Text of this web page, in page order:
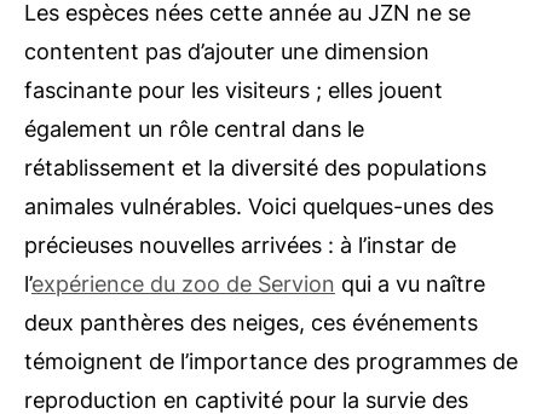
Les espèces nées cette année au JZN ne se
contentent pas d’ajouter une dimension
fascinante pour les visiteurs ; elles jouent
également un rôle central dans le
rétablissement et la diversité des populations
animales vulnérables. Voici quelques-unes des
précieuses nouvelles arrivées : à l’instar de
l’expérience du zoo de Servion qui a vu naître
deux panthères des neiges, ces événements
témoignent de l’importance des programmes de
reproduction en captivité pour la survie des